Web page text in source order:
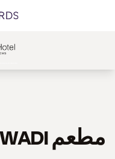
مطعم AL WADI